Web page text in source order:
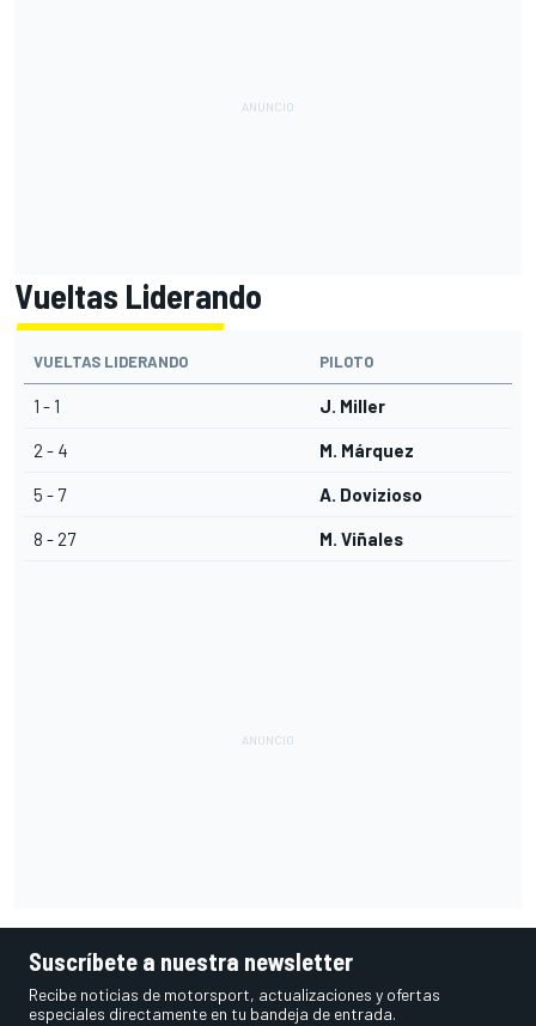
Vueltas Liderando
VUELTAS LIDERANDO PILOTO
1 - 1 J. Miller
2 - 4 M. Márquez
5 - 7 A. Dovizioso
8 - 27 M. Viñales
Suscríbete a nuestra newsletter
Recibe noticias de motorsport, actualizaciones y ofertas
especiales directamente en tu bandeja de entrada.